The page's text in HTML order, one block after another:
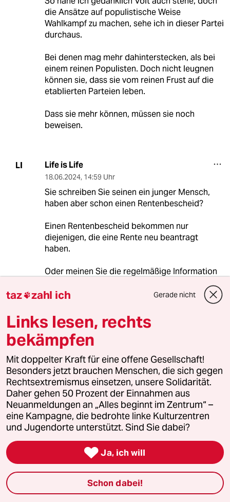
die Ansätze auf populistische Weise
Wahlkampf zu machen, sehe ich in dieser Partei
durchaus.
Bei denen mag mehr dahinterstecken, als bei
einem reinen Populisten. Doch nicht leugnen
können sie, dass sie vom reinen Frust auf die
etablierten Parteien leben.
Dass sie mehr können, müssen sie noch
beweisen.
LI Life is Life
18.06.2024, 14:59 Uhr
Sie schreiben Sie seinen ein junger Mensch,
haben aber schon einen Rentenbescheid?
Einen Rentenbescheid bekommen nur
diejenigen, die eine Rente neu beantragt
haben.
Oder meinen Sie die regelmäßige Information
gezahlten Beiträge incl. Prognose für
Rentenszenarien?
Sollte Letzteres der Fall sein, können Sie davon
ausgehen, dass die Prognosen mit
zunehmender Beitragszahlung und
Beitragszeiten natürlich noch steigen.
Insbesondere auch dadurch, dass höhere
Einkünfte und damit auch höhere
Beitragszahlungen eher in den späteren Jahren
liegen werden.
Zum Thema "Rentenlücke" muss allerdings
tatsächlich klar sein, dass eben nicht immer
weniger erwerbstätige Personen nicht immer
mehr Rentenbeziehende auf dem bisherigen
Einkommensniveau finanzieren können. Stellt
sich halt die Frage, wo die fehlenden Mittel
taz zahl ich Gerade nicht
Links lesen, rechts
bekämpfen
Mit doppelter Kraft für eine offene Gesellschaft!
Besonders jetzt brauchen Menschen, die sich gegen
Rechtsextremismus einsetzen, unsere Solidarität.
Daher gehen 50 Prozent der Einnahmen aus
Neuanmeldungen an „Alles beginnt im Zentrum“ –
eine Kampagne, die bedrohte linke Kulturzentren
und Jugendorte unterstützt. Sind Sie dabei?
 Ja, ich will
Schon dabei!